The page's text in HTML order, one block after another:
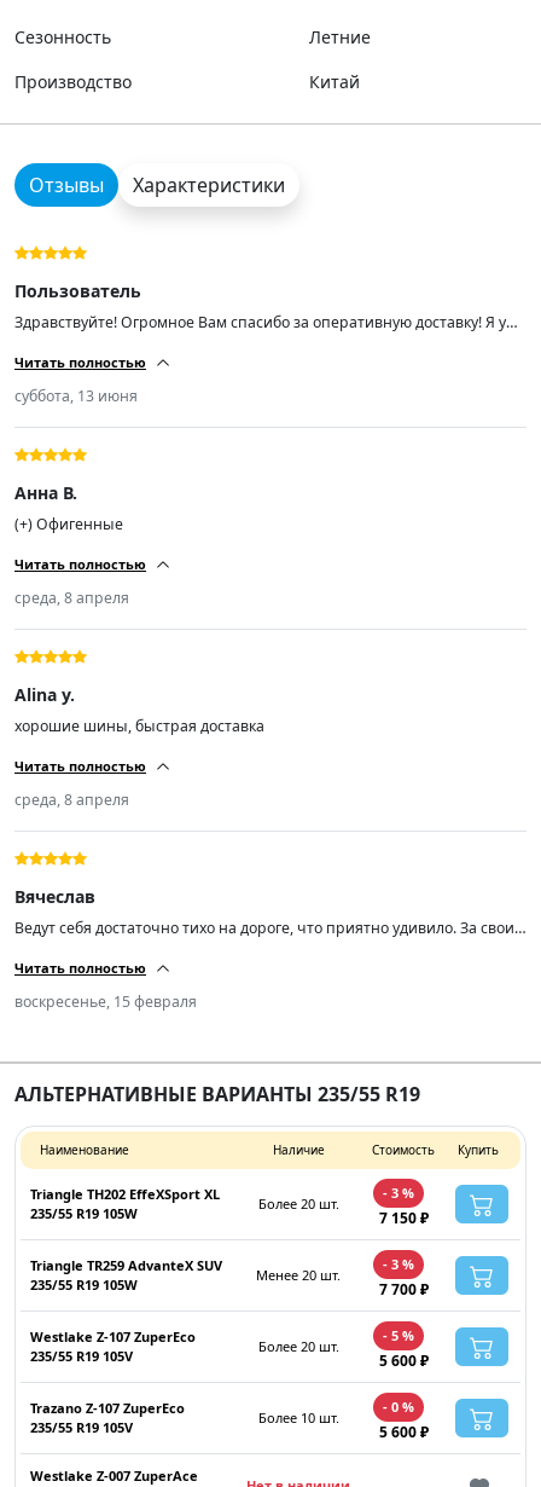
Сезонность
Летние
Производство
Китай
Отзывы Характеристики
Пользователь
Здравствуйте! Огромное Вам спасибо за оперативную доставку! Я уже
Резина отличного качества и нужного размера, но первый комплект
4 шт R19 ошибся в размере, не подошёл, извините... Еще раз
СПАСИБО! Продавца и товар рекомендую! С ув.
Читать полностью
суббота, 13 июня
Анна В.
(+) Офигенные
Читать полностью
среда, 8 апреля
Alina y.
хорошие шины, быстрая доставка
Читать полностью
среда, 8 апреля
Вячеслав
Ведут себя достаточно тихо на дороге, что приятно удивило. За свои
для тех, кто ищет недорогие, но надежные летние шины. Сравнивал
с другими марками в этой ценовой категории — тут всё на уровне,
ничем не хуже. Рекомендую!
Читать полностью
воскресенье, 15 февраля
АЛЬТЕРНАТИВНЫЕ ВАРИАНТЫ 235/55 R19
Наименование Наличие Стоимость Купить
Triangle TH202 EffeXSport XL
235/55 R19 105W
Более 20 шт.
- 3 %
7 150 ₽
Triangle TR259 AdvanteX SUV
235/55 R19 105W
Менее 20 шт.
- 3 %
7 700 ₽
Westlake Z-107 ZuperEco
235/55 R19 105V
Более 20 шт.
- 5 %
5 600 ₽
Trazano Z-107 ZuperEco
235/55 R19 105V
Более 10 шт.
- 0 %
5 600 ₽
Westlake Z-007 ZuperAce